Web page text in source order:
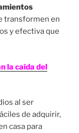
transformen en
y efectiva que
la caída del
al ser
de adquirir,
casa para